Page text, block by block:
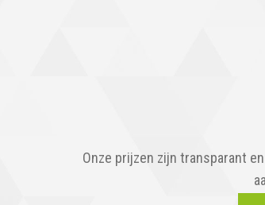
Onze prijzen zijn transparant